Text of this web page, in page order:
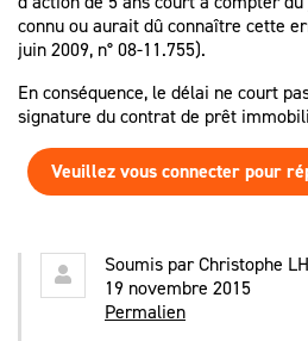
connu ou aurait dû connaître cette
juin 2009, n° 08-11.755).
En conséquence, le délai ne court
signature du contrat de prêt
Veuillez vous connecter pour
Soumis parChristophe
19 novembre 2015
Permalien